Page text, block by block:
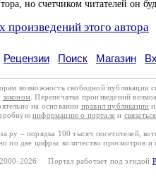
но счетчиком читателей он
произведений этого автора
Рецензии Поиск Магазин
возможность свободной
законом . Перепечатка произведений
на основании правил публикации и
информацию о портале и
– порядка 100 тысяч посетителей,
по две цифры: количество просмотров и
2026 Портал работает под эгидой